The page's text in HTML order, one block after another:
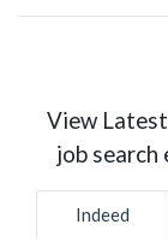
View
job search
Indeed